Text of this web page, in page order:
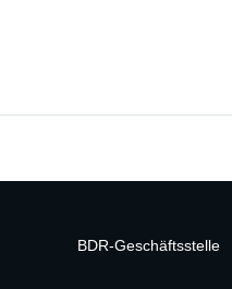
BDR-Geschäftsstelle